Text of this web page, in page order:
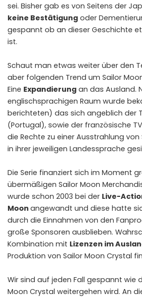
sei. Bisher gab es von Seitens der
keine Bestätigung oder
gespannt ob an dieser Geschichte
ist.
Schaut man etwas weiter über den
aber folgenden Trend um Sailor
Eine Expandierung an das Ausland.
englischsprachigen Raum wurde
berichteten) das sich angeblich der
(Portugal), sowie der französische
die Rechte zu einer Ausstrahlung
in ihrer jeweiligen Landessprache
Die Serie finanziert sich im Moment
übermäßigen Sailor Moon
wurde schon 2003 bei der Live-
Moon angewandt und diese hatte
durch die Einnahmen von den
große Sponsoren ausblieben.
Kombination mit Lizenzen im
Produktion von Sailor Moon Crystal
Wir sind auf jeden Fall gespannt wie
Moon Crystal weitergehen wird. An